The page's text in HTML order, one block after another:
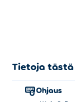
uskomattomia
piilotettuja
tutkittavanaan.
kaaoksella!
kanssa, tule
Tietoja
Ohjaus